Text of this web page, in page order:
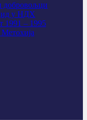
добровољци
у НДХ
1991 – 1995